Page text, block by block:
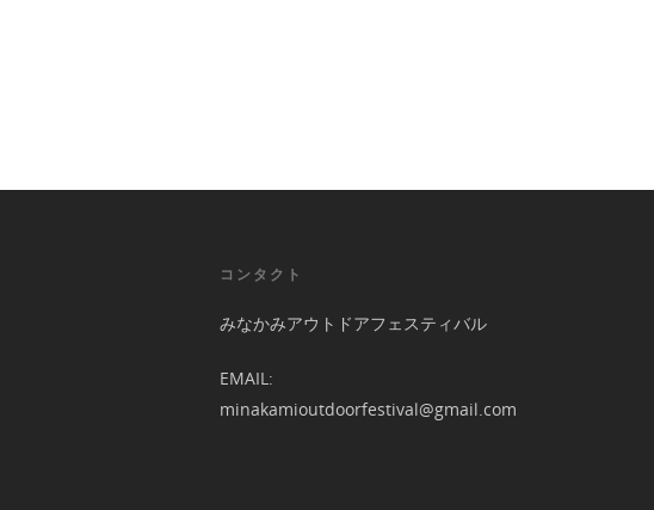
コンタクト
みなかみアウトドアフェスティバル
EMAIL:
minakamioutdoorfestival@gmail.com